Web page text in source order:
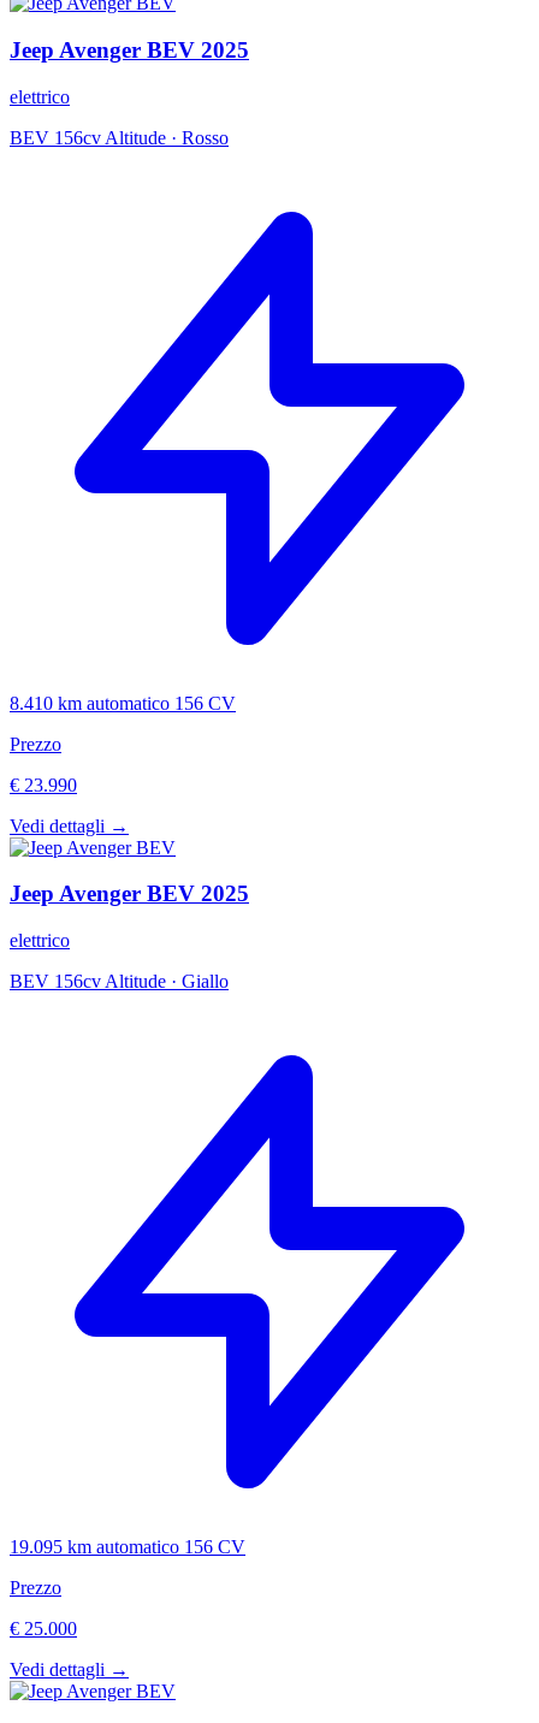
Jeep Avenger BEV 2025
elettrico
BEV 156cv Altitude · Rosso
8.410 km automatico 156 CV
Prezzo
€ 23.990
Vedi dettagli →
Jeep Avenger BEV 2025
elettrico
BEV 156cv Altitude · Giallo
19.095 km automatico 156 CV
Prezzo
€ 25.000
Vedi dettagli →